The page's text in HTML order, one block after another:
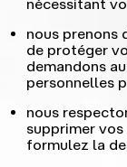
nécessitant
nous prenons
de protéger
demandons
personnelles
nous
supprimer vos
formulez la